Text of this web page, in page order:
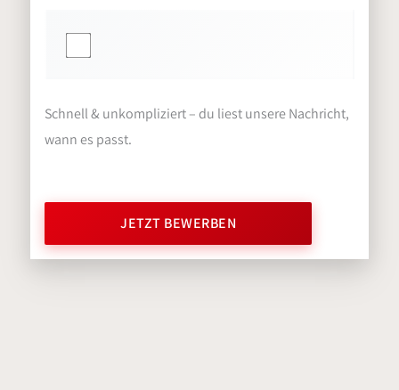
Schnell & unkompliziert – du liest unsere Nachricht,
wann es passt.
JETZT BEWERBEN